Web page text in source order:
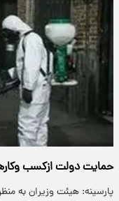
حمایت دولت ازکسب
پارسینه: هیئت وزیران به